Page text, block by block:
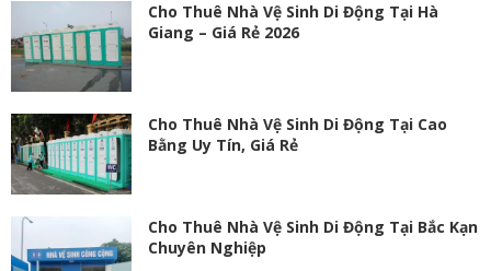
Cho Thuê Nhà Vệ Sinh Di Động Tại Hà
Giang – Giá Rẻ 2026
Cho Thuê Nhà Vệ Sinh Di Động Tại Cao
Bằng Uy Tín, Giá Rẻ
Cho Thuê Nhà Vệ Sinh Di Động Tại Bắc Kạn
Chuyên Nghiệp